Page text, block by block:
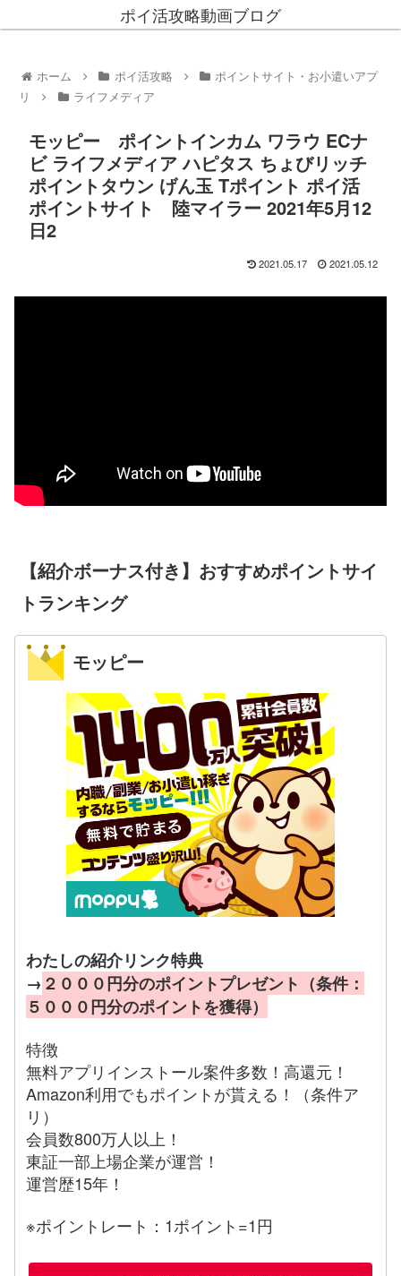
ポイ活攻略動画ブログ
ホーム ポイ活攻略
ポイントサイト・お小遣いアプ
リ
ライフメディア
モッピー ポイントインカム ワラウ ECナ
ビ ライフメディア ハピタス ちょびリッチ
ポイントタウン げん玉 Tポイント ポイ活
ポイントサイト 陸マイラー 2021年5月12
日2
2021.05.17 2021.05.12
【紹介ボーナス付き】おすすめポイントサイ
トランキング
モッピー
わたしの紹介リンク特典
→ ２０００円分のポイントプレゼント（条件：
５０００円分のポイントを獲得）
特徴
無料アプリインストール案件多数！高還元！
Amazon利用でもポイントが貰える！（条件ア
リ）
会員数800万人以上！
東証一部上場企業が運営！
運営歴15年！
※ポイントレート：1ポイント=1円